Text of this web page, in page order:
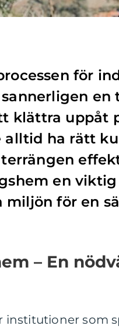
för
en
klättra uppåt
alltid ha rätt
en
miljön för en
– En
institutioner som